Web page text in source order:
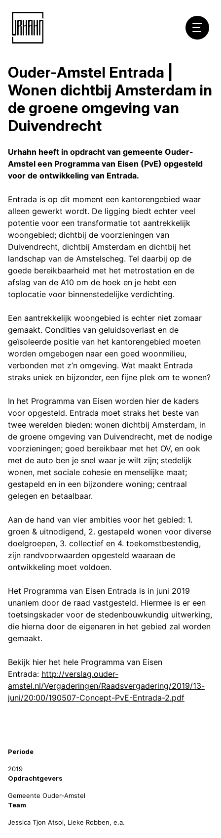
Naar
inhoud
Ouder-Amstel Entrada |
Wonen dichtbij Amsterdam in
de groene omgeving van
Duivendrecht
Urhahn heeft in opdracht van gemeente Ouder-
Amstel een Programma van Eisen (PvE) opgesteld
voor de ontwikkeling van Entrada.
Entrada is op dit moment een kantorengebied waar
alleen gewerkt wordt. De ligging biedt echter veel
potentie voor een transformatie tot aantrekkelijk
woongebied; dichtbij de voorzieningen van
Duivendrecht, dichtbij Amsterdam en dichtbij het
landschap van de Amstelscheg. Tel daarbij op de
goede bereikbaarheid met het metrostation en de
afslag van de A10 om de hoek en je hebt een
toplocatie voor binnenstedelijke verdichting.
Een aantrekkelijk woongebied is echter niet zomaar
gemaakt. Condities van geluidsoverlast en de
geïsoleerde positie van het kantorengebied moeten
worden omgebogen naar een goed woonmilieu,
verbonden met z’n omgeving. Wat maakt Entrada
straks uniek en bijzonder, een fijne plek om te wonen?
In het Programma van Eisen worden hier de kaders
voor opgesteld. Entrada moet straks het beste van
twee werelden bieden: wonen dichtbij Amsterdam, in
de groene omgeving van Duivendrecht, met de nodige
voorzieningen; goed bereikbaar met het OV, en ook
met de auto ben je snel waar je wilt zijn; stedelijk
wonen, met sociale cohesie en menselijke maat;
gestapeld en in een bijzondere woning; centraal
gelegen en betaalbaar.
Aan de hand van vier ambities voor het gebied: 1.
groen & uitnodigend, 2. gestapeld wonen voor diverse
doelgroepen, 3. collectief en 4. toekomstbestendig,
zijn randvoorwaarden opgesteld waaraan de
ontwikkeling moet voldoen.
Het Programma van Eisen Entrada is in juni 2019
unaniem door de raad vastgesteld. Hiermee is er een
toetsingskader voor de stedenbouwkundig uitwerking,
die hierna door de eigenaren in het gebied zal worden
gemaakt.
Bekijk hier het hele Programma van Eisen
Entrada: http://verslag.ouder-
amstel.nl/Vergaderingen/Raadsvergadering/2019/13-
juni/20:00/190507-Concept-PvE-Entrada-2.pdf
Periode
2019
Opdrachtgevers
Gemeente Ouder-Amstel
Team
Jessica Tjon Atsoi, Lieke Robben, e.a.